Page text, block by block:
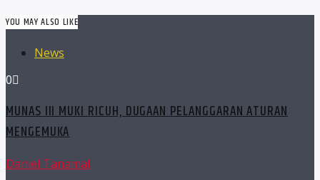
YOU MAY ALSO LIKE
News
0
MUNAS III MUKI RICUH, DUGAAN PELANGGARAN ATURAN
MENGEMUKA
Daniel Tanamal